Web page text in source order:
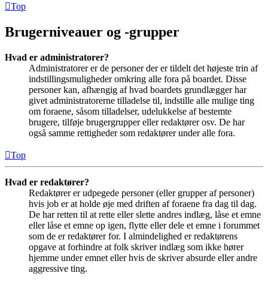
Top
Brugerniveauer og -grupper
Hvad er administratorer?
Administratorer er de personer der er tildelt det højeste trin af
indstillingsmuligheder omkring alle fora på boardet. Disse
personer kan, afhængig af hvad boardets grundlægger har
givet administratorerne tilladelse til, indstille alle mulige ting
om foraene, såsom tilladelser, udelukkelse af bestemte
brugere, tilføje brugergrupper eller redaktører osv. De har
også samme rettigheder som redaktører under alle fora.
Top
Hvad er redaktører?
Redaktører er udpegede personer (eller grupper af personer)
hvis job er at holde øje med driften af foraene fra dag til dag.
De har retten til at rette eller slette andres indlæg, låse et emne
eller låse et emne op igen, flytte eller dele et emne i forummet
som de er redaktører for. I almindelighed er redaktørens
opgave at forhindre at folk skriver indlæg som ikke hører
hjemme under emnet eller hvis de skriver absurde eller andre
aggressive ting.